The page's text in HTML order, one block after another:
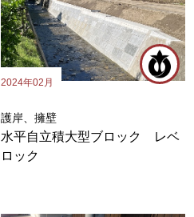
2024年02月
護岸、擁壁
水平自立積大型ブロック レベ
ロック